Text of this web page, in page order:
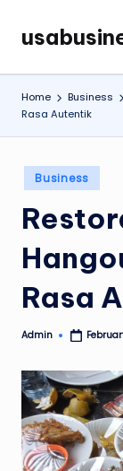
Skip
content
Home Business
Rasa Autentik
Posted
in
Business
Rasa
Posted
Admin